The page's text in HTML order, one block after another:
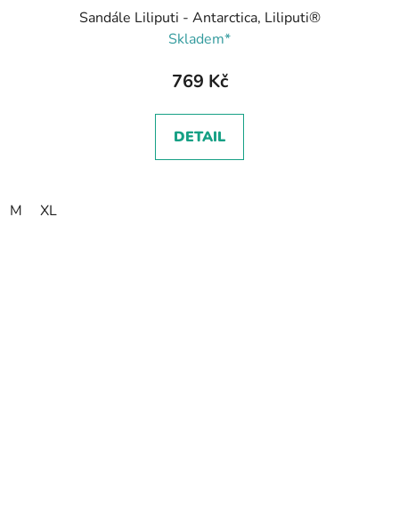
Sandále Liliputi - Antarctica, Liliputi®
Skladem*
769 Kč
DETAIL
M XL